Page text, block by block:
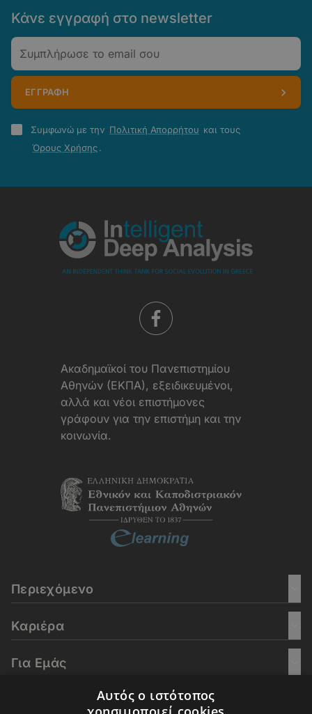
Κάνε εγγραφή στο newsletter
Email
ΕΓΓΡΑΦΗ
Πολιτική
Απορρήτου
Συμφωνώ με την Πολιτική Απορρήτου και τους
Όρους Χρήσης.
Aκαδημαϊκοί του Πανεπιστημίου
Αθηνών (ΕΚΠΑ), εξειδικευμένοι,
αλλά και νέοι επιστήμονες
γράφουν για την επιστήμη και την
κοινωνία.
Περιεχόμενο
Καριέρα
Για Εμάς
Αυτός ο ιστότοπος